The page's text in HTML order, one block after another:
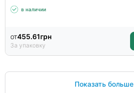
в наличии
от455.61грн
За упаковку
Показать больше